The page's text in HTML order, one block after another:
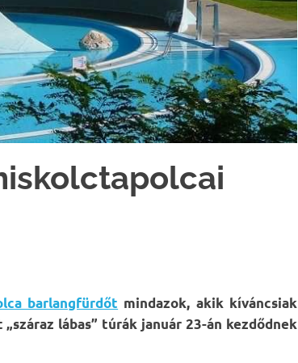
barlangfürdőt mindazok, akik kíváncsiak
lábas” túrák január 23-án kezdődnek